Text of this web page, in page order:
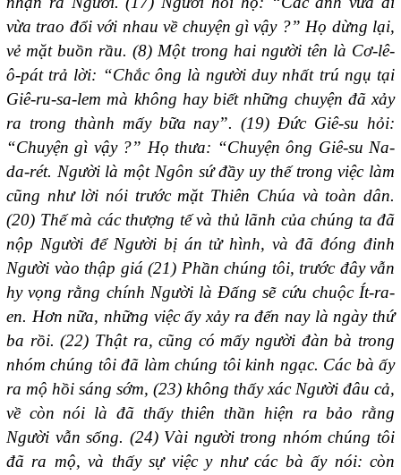
vừa trao đổi với nhau về chuyện gì vậy ?” Họ dừng lại,
vẻ mặt buồn rầu. (8) Một trong hai người tên là Cơ-lê-
ô-pát trả lời: “Chắc ông là người duy nhất trú ngụ tại
Giê-ru-sa-lem mà không hay biết những chuyện đã xảy
ra trong thành mấy bữa nay”. (19) Đức Giê-su hỏi:
“Chuyện gì vậy ?” Họ thưa: “Chuyện ông Giê-su Na-
da-rét. Người là một Ngôn sứ đầy uy thế trong việc làm
cũng như lời nói trước mặt Thiên Chúa và toàn dân.
(20) Thế mà các thượng tế và thủ lãnh của chúng ta đã
nộp Người để Người bị án tử hình, và đã đóng đinh
Người vào thập giá (21) Phần chúng tôi, trước đây vẫn
hy vọng rằng chính Người là Đấng sẽ cứu chuộc Ít-ra-
en. Hơn nữa, những việc ấy xảy ra đến nay là ngày thứ
ba rồi. (22) Thật ra, cũng có mấy người đàn bà trong
nhóm chúng tôi đã làm chúng tôi kinh ngạc. Các bà ấy
ra mộ hồi sáng sớm, (23) không thấy xác Người đâu cả,
về còn nói là đã thấy thiên thần hiện ra bảo rằng
Người vẫn sống. (24) Vài người trong nhóm chúng tôi
đã ra mộ, và thấy sự việc y như các bà ấy nói: còn